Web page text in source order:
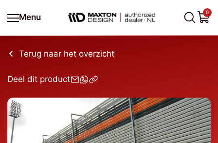
Menu
0
Terug naar het overzicht
Deel dit product